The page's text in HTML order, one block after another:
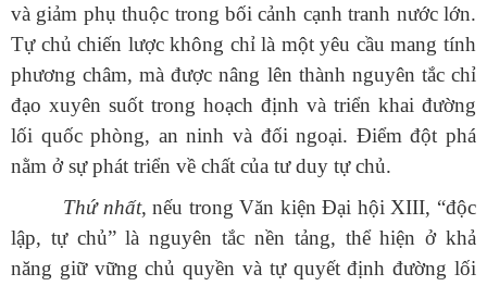
và giảm phụ thuộc trong bối cảnh cạnh tranh nước lớn.
Tự chủ chiến lược không chỉ là một yêu cầu mang tính
phương châm, mà được nâng lên thành nguyên tắc chỉ
đạo xuyên suốt trong hoạch định và triển khai đường
lối quốc phòng, an ninh và đối ngoại. Điểm đột phá
nằm ở sự phát triển về chất của tư duy tự chủ.
Thứ nhất, nếu trong Văn kiện Đại hội XIII, “độc
lập, tự chủ” là nguyên tắc nền tảng, thể hiện ở khả
năng giữ vững chủ quyền và tự quyết định đường lối